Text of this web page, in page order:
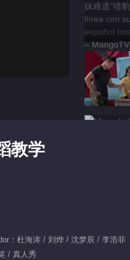
教学
：杜海涛 / 刘烨 / 沈梦辰 / 李浩菲
/ 真人秀